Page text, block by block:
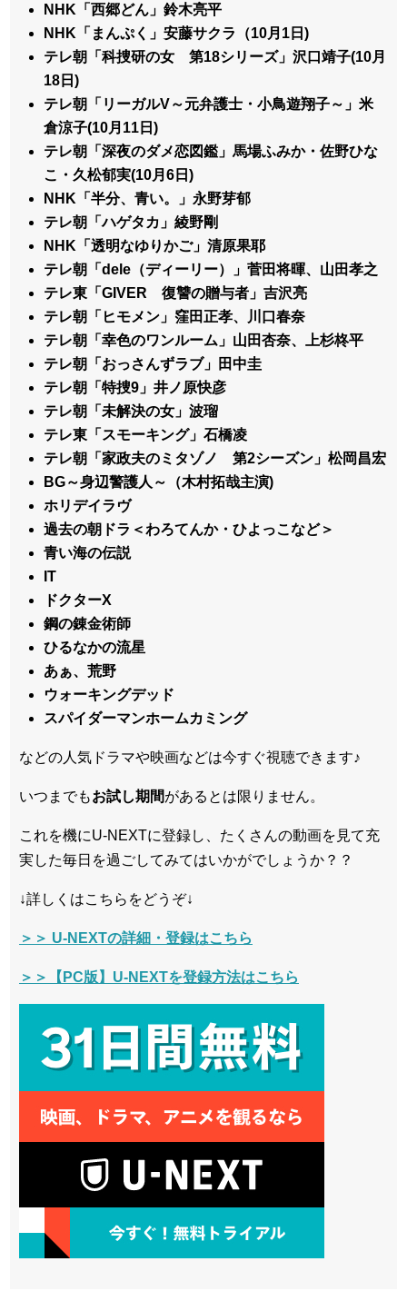
NHK「西郷どん」鈴木亮平
NHK「まんぷく」安藤サクラ（10月1日)
テレ朝「科捜研の女 第18シリーズ」沢口靖子(10月
18日)
テレ朝「リーガルV～元弁護士・小鳥遊翔子～」米
倉涼子(10月11日)
テレ朝「深夜のダメ恋図鑑」馬場ふみか・佐野ひな
こ・久松郁実(10月6日)
NHK「半分、青い。」永野芽郁
テレ朝「ハゲタカ」綾野剛
NHK「透明なゆりかご」清原果耶
テレ朝「dele（ディーリー）」菅田将暉、山田孝之
テレ東「GIVER 復讐の贈与者」吉沢亮
テレ朝「ヒモメン」窪田正孝、川口春奈
テレ朝「幸色のワンルーム」山田杏奈、上杉柊平
テレ朝「おっさんずラブ」田中圭
テレ朝「特捜9」井ノ原快彦
テレ朝「未解決の女」波瑠
テレ東「スモーキング」石橋凌
テレ朝「家政夫のミタゾノ 第2シーズン」松岡昌宏
BG～身辺警護人～（木村拓哉主演)
ホリデイラヴ
過去の朝ドラ＜わろてんか・ひよっこなど＞
青い海の伝説
IT
ドクターX
鋼の錬金術師
ひるなかの流星
あぁ、荒野
ウォーキングデッド
スパイダーマンホームカミング
などの人気ドラマや映画などは今すぐ視聴できます♪
いつまでもお試し期間があるとは限りません。
これを機にU-NEXTに登録し、たくさんの動画を見て充
実した毎日を過ごしてみてはいかがでしょうか？？
↓詳しくはこちらをどうぞ↓
＞＞ U-NEXTの詳細・登録はこちら
＞＞【PC版】U-NEXTを登録方法はこちら